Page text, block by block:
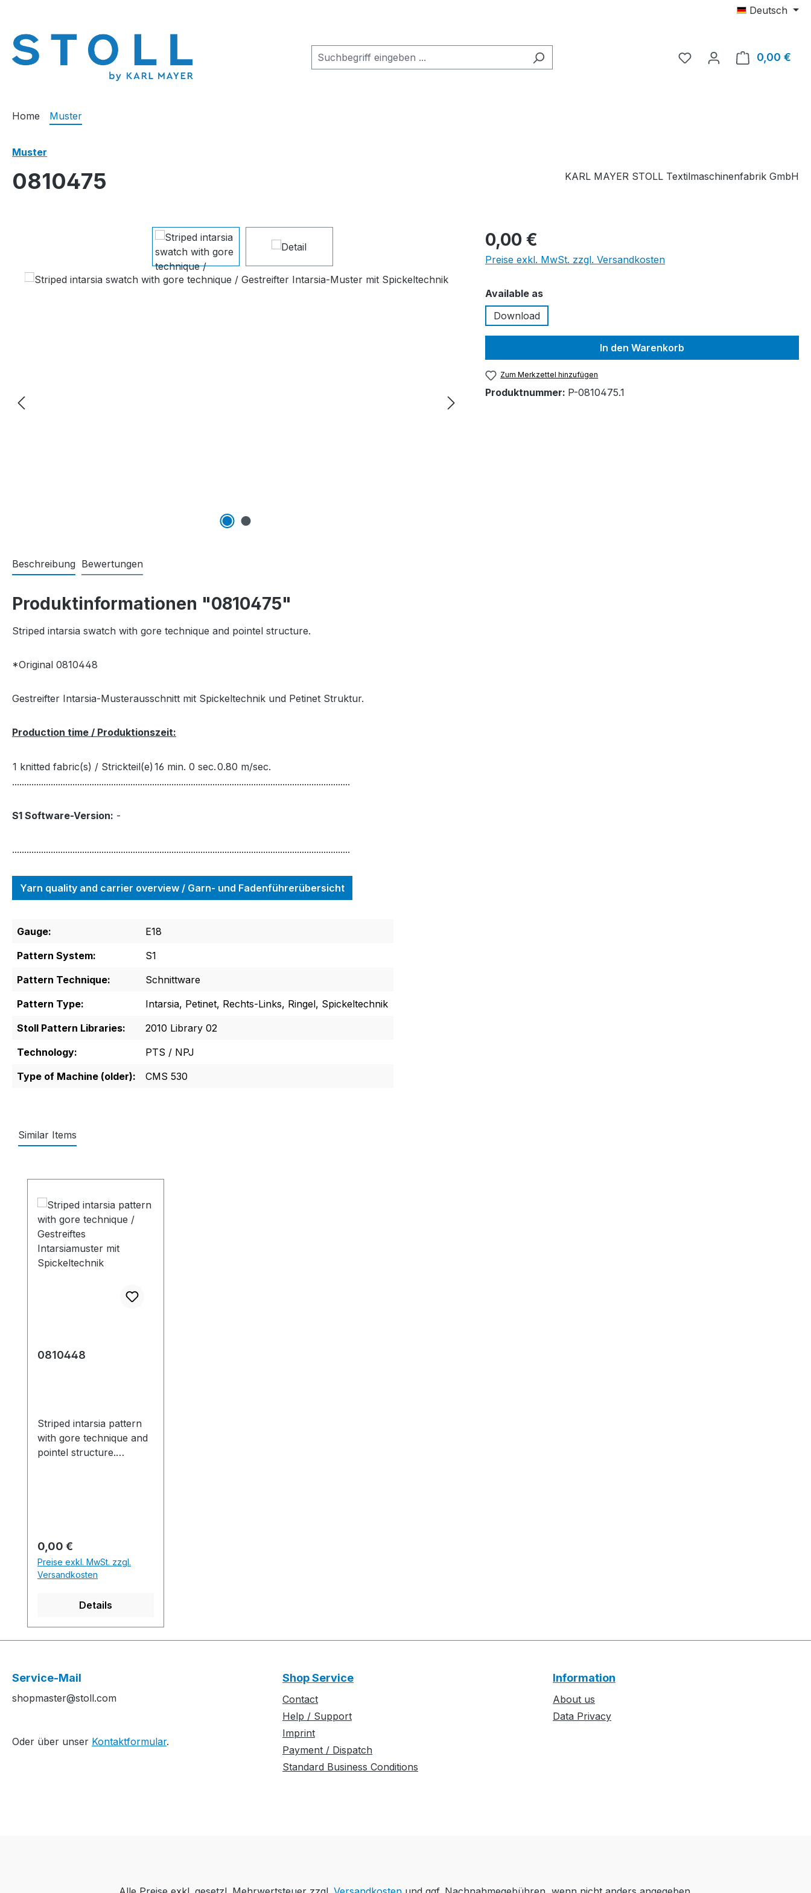
Deutsch
Du hast 0 Produkte auf
0,00 €
Home Muster
Muster
0810475 KARL MAYER STOLL Textilmaschinenfabrik GmbH
0,00 €
Preise exkl. MwSt. zzgl. Versandkosten
Available asauswählen
Download
In den Warenkorb
Zum Merkzettel hinzufügen
Produktnummer: P-0810475.1
Beschreibung Bewertungen
Produktinformationen "0810475"
Striped intarsia swatch with gore technique and pointel structure.
*Original 0810448
Gestreifter Intarsia-Musterausschnitt mit Spickeltechnik und Petinet Struktur.
Production time / Produktionszeit:
1 knitted fabric(s) / Strickteil(e) 16 min. 0 sec.0.80 m/sec.
............................................................................................................................................
S1 Software-Version: -
............................................................................................................................................
Yarn quality and carrier overview / Garn- und Fadenführerübersicht
Gauge:
E18
Pattern System:
S1
Pattern Technique:
Schnittware
Pattern Type:
Intarsia, Petinet, Rechts-Links, Ringel, Spickeltechnik
Stoll Pattern Libraries:
2010 Library 02
Technology:
PTS / NPJ
Type of Machine (older):
CMS 530
Similar Items
0810448
Striped intarsia pattern
with gore technique and
pointel structure.
Produktionszeit:1 knitted
fabric(s) / Strickteil(e) 48
min. 0 sec. 0.80
m/sec....................................
................................................
.........S1 Software-
Version:
..............................................
Yarn quality and carrier
Regulärer Preis:
0,00 €
Preise exkl. MwSt. zzgl.
Versandkosten
Details
Service-Mail
shopmaster@stoll.com
Oder über unser Kontaktformular.
Shop Service
Contact
Help / Support
Imprint
Payment / Dispatch
Standard Business Conditions
Information
About us
Data Privacy